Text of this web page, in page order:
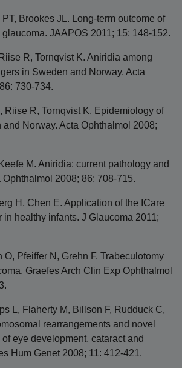
Brookes JL. Long-term outcome of
JAAPOS 2011; 15: 148-152.
R, Tornqvist K. Aniridia among
in Sweden and Norway. Acta
730-734.
Riise R, Tornqvist K. Epidemiology of
Norway. Acta Ophthalmol 2008;
M. Aniridia: current pathology and
Ophthalmol 2008; 86: 708-715.
H, Chen E. Application of the ICare
in healthy infants. J Glaucoma 2011;
O, Pfeiffer N, Grehn F. Trabeculotomy
Graefes Arch Clin Exp Ophthalmol
L, Flaherty M, Billson F, Rudduck C,
rearrangements and novel
eye development, cataract and
Hum Genet 2008; 11: 412-421.